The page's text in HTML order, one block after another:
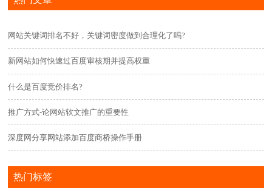
网站关键词排名不好，关键词密度做到合理化了吗?
新网站如何快速过百度审核期并提高权重
什么是百度竞价排名?
推广方式-论网站软文推广的重要性
深度网分享网站添加百度商桥操作手册
热门标签